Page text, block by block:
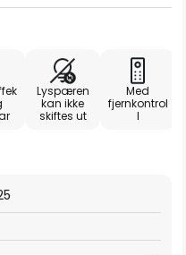
Lyspæren
kan ikke
skiftes ut
Med
fjernkontrol
l